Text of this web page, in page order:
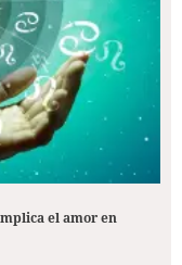
el amor en